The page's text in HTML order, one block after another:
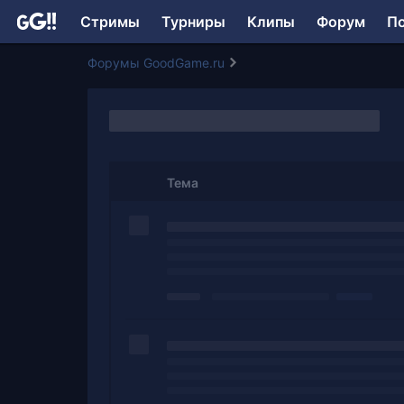
Стримы Турниры Клипы Форум
Форумы GoodGame.ru
Тема